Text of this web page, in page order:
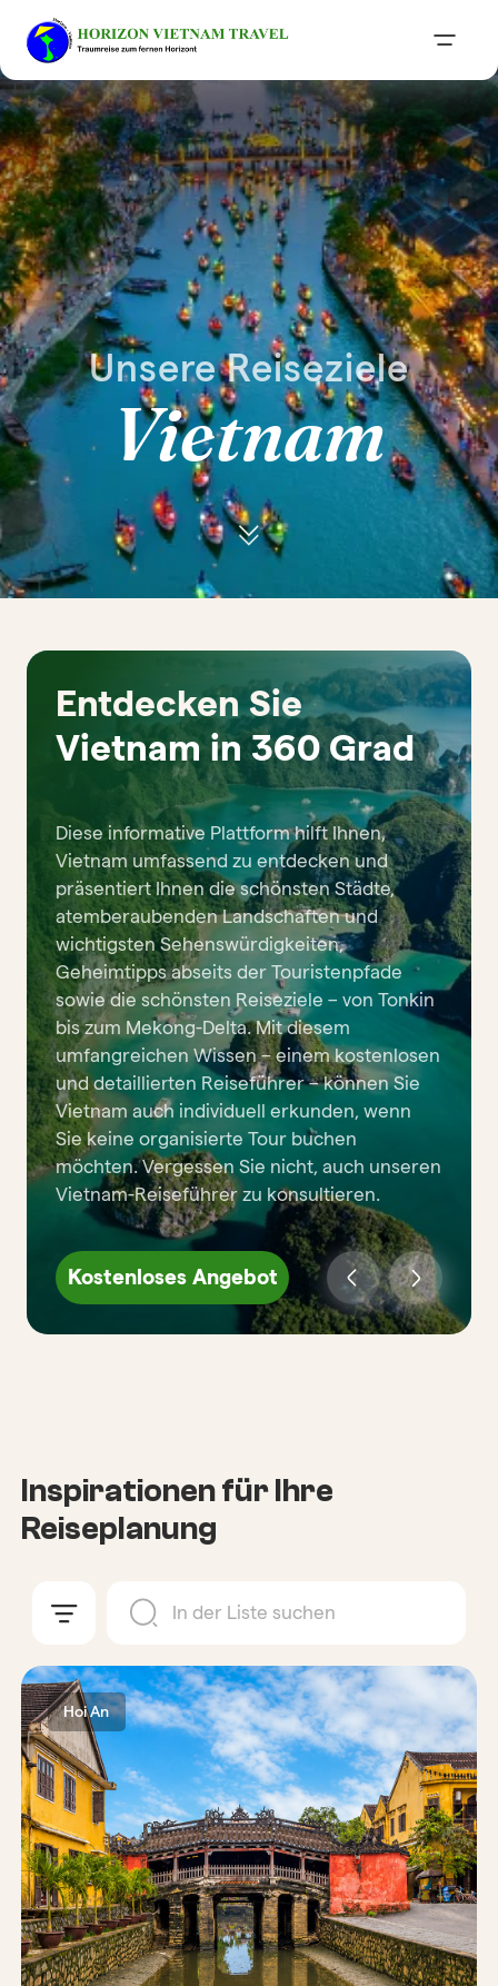
Unsere Reiseziele
Vietnam
Entdecken Sie
Vietnam in 360 Grad
Diese informative Plattform hilft Ihnen,
Vietnam umfassend zu entdecken und
präsentiert Ihnen die schönsten Städte,
atemberaubenden Landschaften und
wichtigsten Sehenswürdigkeiten,
Geheimtipps abseits der Touristenpfade
sowie die schönsten Reiseziele – von Tonkin
bis zum Mekong-Delta. Mit diesem
umfangreichen Wissen – einem kostenlosen
und detaillierten Reiseführer – können Sie
Vietnam auch individuell erkunden, wenn
Sie keine organisierte Tour buchen
möchten. Vergessen Sie nicht, auch unseren
Vietnam-Reiseführer zu konsultieren.
Kostenloses Angebot
Inspirationen für Ihre
Reiseplanung
Hoi An